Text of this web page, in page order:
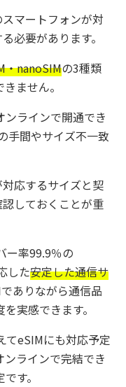
マートフォンが対
必要があります。
・nanoSIMの3種類
ません。
ンラインで開通でき
手間やサイズ不一致
応するサイズと契
しておくことが重
ー率99.9％の
した安定した通信サ
ありながら通信品
実感できます。
てeSIMにも対応予定
ラインで完結でき
す。